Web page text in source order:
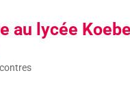
au lycée